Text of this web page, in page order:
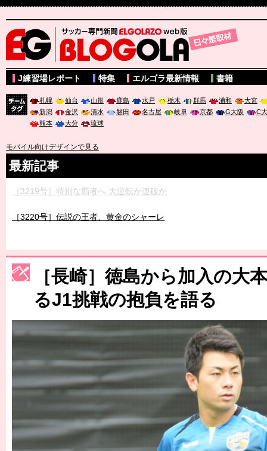
サッカー専門新聞ELGOLAZO web版 BLOGOLA
J練習場レポート 特集 エルゴラ最新情報 書籍
札幌 仙台 山形 鹿島 水戸 栃木 群馬 浦和
大宮
新潟
金沢 清水 磐田 名古屋 岐阜 京都 G大阪
C
熊本
大分 琉球
モバイル向けデザインで見る
最新記事
［3219号］特別な覇者へ 大逆転か連破か
［3220号］伝説の王者、黄金のシャーレ
［3230号］世界一への夢は終わらない
［3223号］一丸。日本出陣
［3222号］史上最大のW杯開幕 注目は「個」
長谷川 アーリアジャスールさんがシンポジウム「気候変動から命
［長崎］徳島から加入の大
るJ1挑戦の抱負を語る